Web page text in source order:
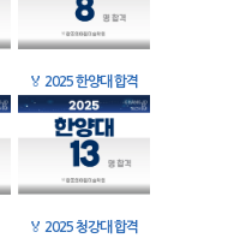
🏅 2025 한양대 합격
🏅 2025 청강대 합격